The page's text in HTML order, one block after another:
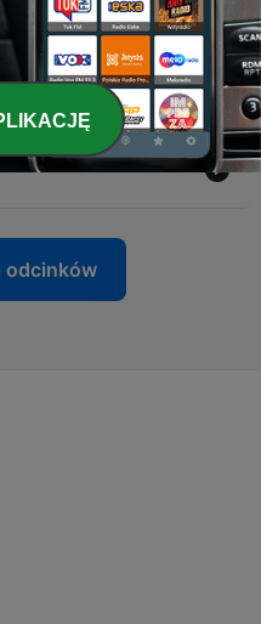
jak było kiedyś zanim
Polskiego Wina
odcinków